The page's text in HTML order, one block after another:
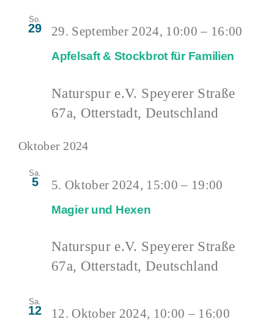
So.
29
Apfelsaft & Stockbrot für Familien
29. September 2024, 10:00 – 16:00
Naturspur e.V. Speyerer Straße
67a, Otterstadt, Deutschland
Oktober 2024
Sa.
5
Magier und Hexen
5. Oktober 2024, 15:00 – 19:00
Naturspur e.V. Speyerer Straße
67a, Otterstadt, Deutschland
Sa.
12 12. Oktober 2024, 10:00 – 16:00